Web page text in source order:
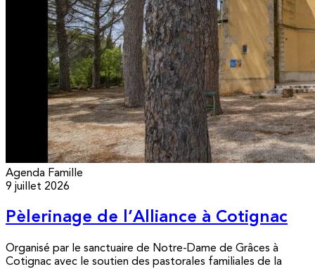
Agenda Famille
9 juillet 2026
Pèlerinage de l’Alliance à Cotignac
Organisé par le sanctuaire de Notre-Dame de Grâces à
Cotignac avec le soutien des pastorales familiales de la